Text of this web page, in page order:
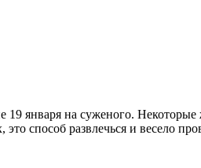
19 января на суженого.
способ развлечься и весело